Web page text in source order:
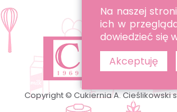
Copyright © Cukiernia A. Cieślikowski
Na naszej
ich w
dowiedzieć się
Akceptuję